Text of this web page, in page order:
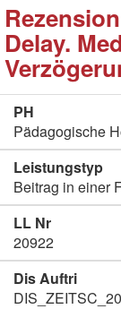
Delay.
PH
Pädagogische
Leistungstyp
Beitrag in einer
LL Nr
20922
Dis Auftri